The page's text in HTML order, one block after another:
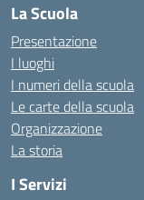
La Scuola
Presentazione
I luoghi
I numeri della scuola
Le carte della scuola
Organizzazione
La storia
I Servizi